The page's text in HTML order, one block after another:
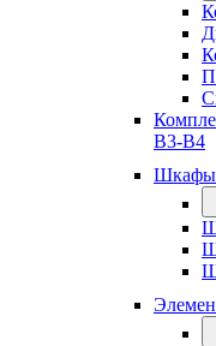
В3-В4
Шкафы